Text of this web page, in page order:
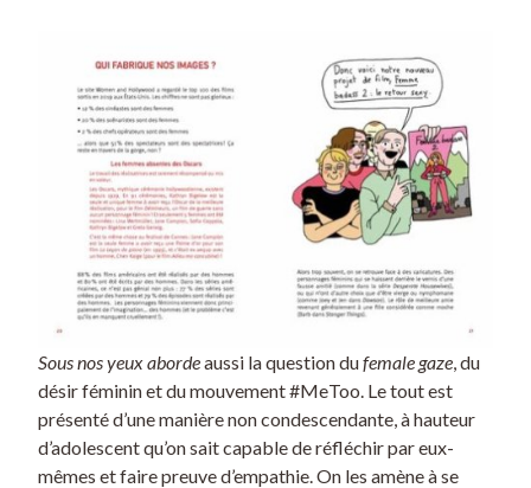
Sous nos yeux abordeaussi la question dufemale gaze , du
désir féminin et du mouvement #MeToo. Le tout est
présenté d’une manière non condescendante, à hauteur
d’adolescent qu’on sait capable de réfléchir par eux-
mêmes et faire preuve d’empathie. On les amène à se